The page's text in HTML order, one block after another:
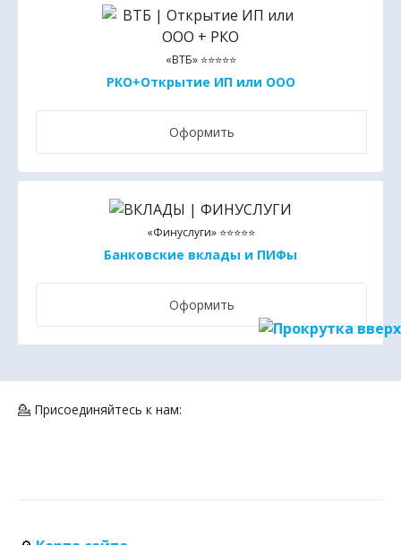
«ВТБ» ⭐⭐⭐⭐⭐
РКО+Открытие ИП или ООО
Оформить
«Финуслуги» ⭐⭐⭐⭐⭐
Банковские вклады и ПИФы
Оформить
💁 Присоединяйтесь к нам: